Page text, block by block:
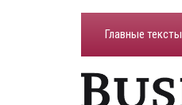
Главные тексты